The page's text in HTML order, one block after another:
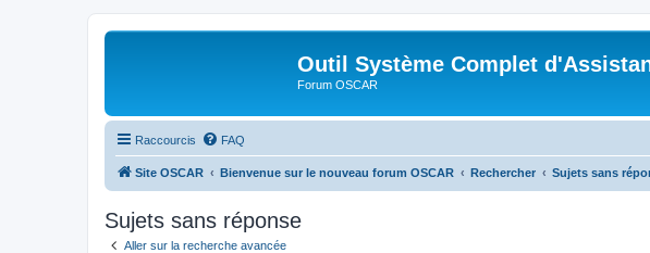
Outil Système Complet
Forum OSCAR
Raccourcis FAQ
Site OSCAR Bienvenue sur le nouveau forum OSCAR Rechercher Sujets sans
Sujets sans réponse
Aller sur la recherche avancée